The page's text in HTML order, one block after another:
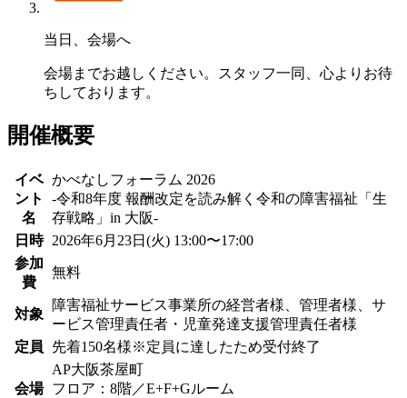
当日、会場へ
会場までお越しください。スタッフ一同、心よりお待
ちしております。
開催概要
イベ
ント
名
かべなしフォーラム 2026
-令和8年度 報酬改定を読み解く令和の障害福祉「生
存戦略」in 大阪-
日時 2026年6月23日(火) 13:00〜17:00
参加
費
無料
対象
障害福祉サービス事業所の経営者様、管理者様、サ
ービス管理責任者・児童発達支援管理責任者様
定員
先着150名様※定員に達したため受付終了
会場
AP大阪茶屋町
フロア：8階／E+F+Gルーム